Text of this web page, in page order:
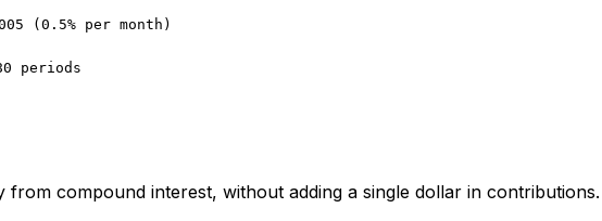
(0.5% per month)
periods
compound interest, without adding a single dollar in